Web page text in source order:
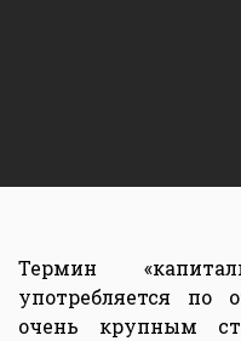
Термин
употребляется
очень крупным